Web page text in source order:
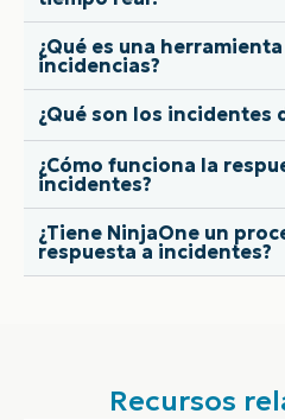
¿Qué es una
incidencias?
¿Qué son los incidentes
¿Cómo funciona la
incidentes?
¿Tiene NinjaOne un
respuesta a incidentes?
Recursos